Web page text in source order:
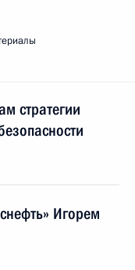
стратегии
Игорем